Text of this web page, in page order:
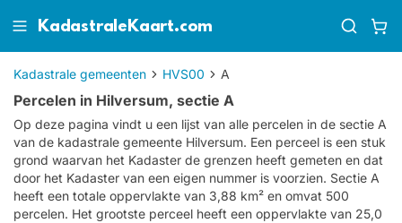
KadastraleKaart.com
Kadastrale gemeenten HVS00 A
Percelen in Hilversum, sectie A
Op deze pagina vindt u een lijst van alle percelen in de sectie A
van de kadastrale gemeente Hilversum. Een perceel is een stuk
grond waarvan het Kadaster de grenzen heeft gemeten en dat
door het Kadaster van een eigen nummer is voorzien. Sectie A
heeft een totale oppervlakte van 3,88 km² en omvat 500
percelen. Het grootste perceel heeft een oppervlakte van 25,0